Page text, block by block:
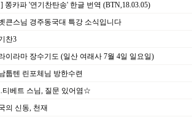
쫑카파 '연기찬탄송' 한글 번역 (BTN,18.03.05)
큰스님 경주동국대 특강 소식입니다
찬3
이라마 장수기도 (일산 여래사 7월 4일 일요일)
툽텐 린포체님 방한수련
티베트 스님, 질문 있어염☆
의 신동, 천재